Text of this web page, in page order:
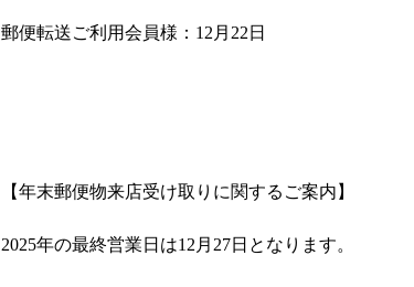
郵便転送ご利用会員様：12月22日
【年末郵便物来店受け取りに関するご案内】
2025年の最終営業日は12月27日となります。